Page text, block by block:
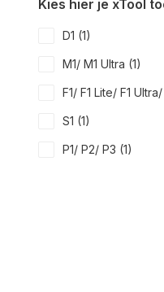
Kies hier je xTool
D1 (1)
M1/ M1 Ultra (1)
F1/ F1 Lite/ F1
S1 (1)
P1/ P2/ P3 (1)